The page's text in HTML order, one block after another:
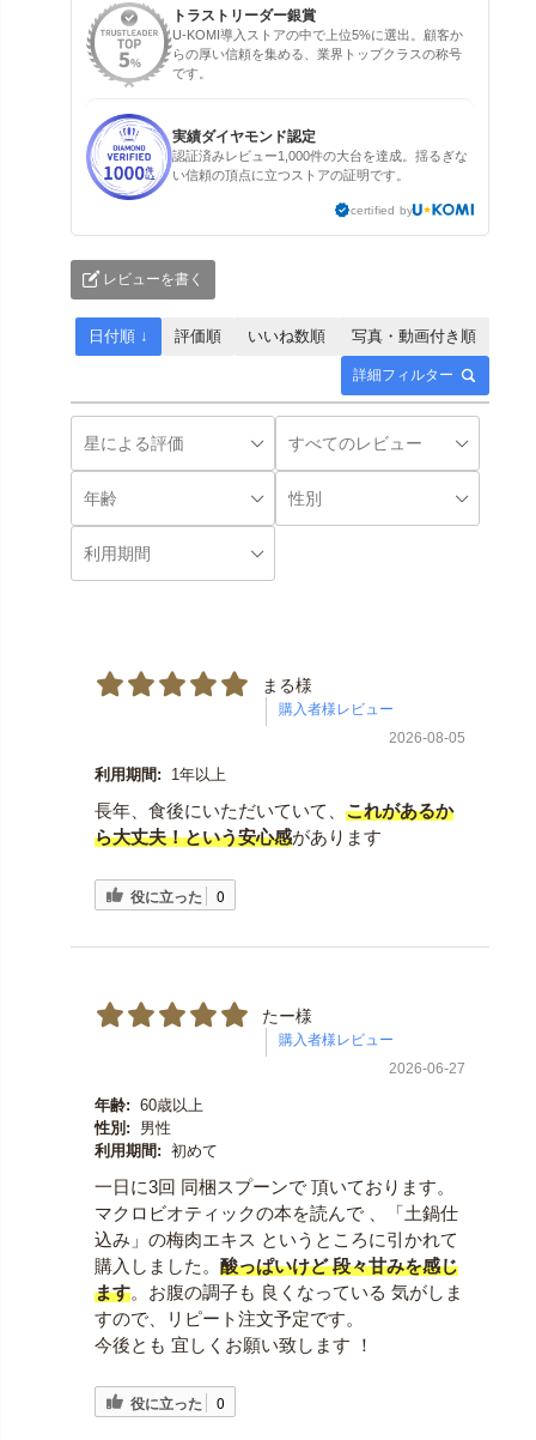
トラストリーダー銀賞
U-KOMI導入ストアの中で上位5%に選出。顧客か
らの厚い信頼を集める、業界トップクラスの称号
です。
実績ダイヤモンド認定
認証済みレビュー1,000件の大台を達成。揺るぎな
い信頼の頂点に立つストアの証明です。
certified by
レビューを書く
詳細フィルター
日付順 ↓ 評価順 いいね数順 写真・動画付き順
まる様
2026-08-05
利用期間: 1年以上
長年、食後にいただいていて、 これがあるか
ら大丈夫！という安心感があります
役に立った 0
たー様
2026-06-27
年齢: 60歳以上
性別:
男性
利用期間: 初めて
一日に3回 同梱スプーンで 頂いております。
マクロビオティックの本を読んで 、「土鍋仕
込み」の梅肉エキス というところに引かれて
購入しました。 酸っぱいけど 段々甘みを感じ
ます。お腹の調子も 良くなっている 気がしま
すので、リピート注文予定です。
今後とも 宜しくお願い致します ！
役に立った 0